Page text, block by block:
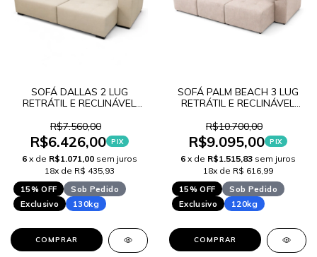
SOFÁ DALLAS 2 LUG
RETRÁTIL E RECLINÁVEL
LANÇAMENTO
R$7.560,00
R$6.426,00 PIX
6 x de R$1.071,00 sem juros
18x de R$ 435,93
15% OFF
Sob Pedido
Exclusivo
130kg
COMPRAR
SOFÁ PALM BEACH 3 LUG
RETRÁTIL E RECLINÁVEL
R$10.700,00
R$9.095,00 PIX
6 x de R$1.515,83 sem juros
18x de R$ 616,99
15% OFF
Sob Pedido
Exclusivo
120kg
COMPRAR